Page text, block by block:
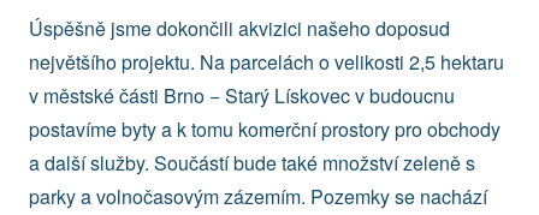
Úspěšně jsme dokončili akvizici našeho doposud
největšího projektu. Na parcelách o velikosti 2,5 hektaru
v městské části Brno − Starý Lískovec v budoucnu
postavíme byty a k tomu komerční prostory pro obchody
a další služby. Součástí bude také množství zeleně s
parky a volnočasovým zázemím. Pozemky se nachází